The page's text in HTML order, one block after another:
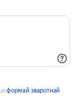
формай зваротнай